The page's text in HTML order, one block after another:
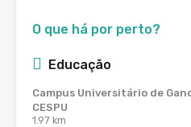
O que há por perto?
Educação
Campus Universitário de
CESPU
1.97 km